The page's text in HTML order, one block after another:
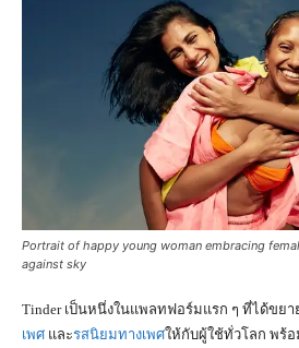
Portrait of happy young woman embracing
against sky
Tinder เป็นหนึ่งในแพลทฟอร์มแรก ๆ ที่ได้ขยา
เพศ และรสนิยมทางเพศให้กับผู้ใช้ทั่วโลก พร้อ